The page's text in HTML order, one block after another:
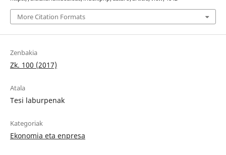
More Citation Formats
Zenbakia
Zk. 100 (2017)
Atala
Tesi laburpenak
Kategoriak
Ekonomia eta enpresa